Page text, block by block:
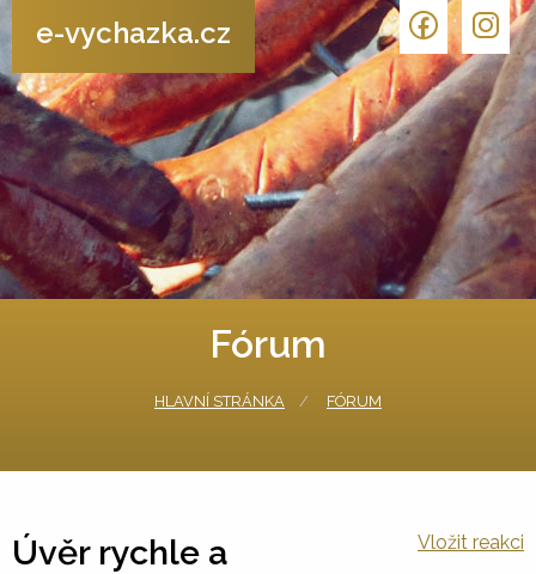
e-vychazka.cz
Fórum
HLAVNÍ STRÁNKA FÓRUM
Úvěr rychle a
Vložit reakci